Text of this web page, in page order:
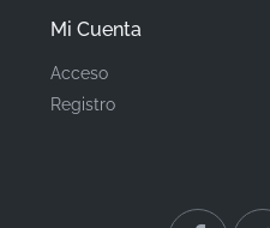
Ubicación de
Tipo
Mi Cuenta
Acceso
Registro